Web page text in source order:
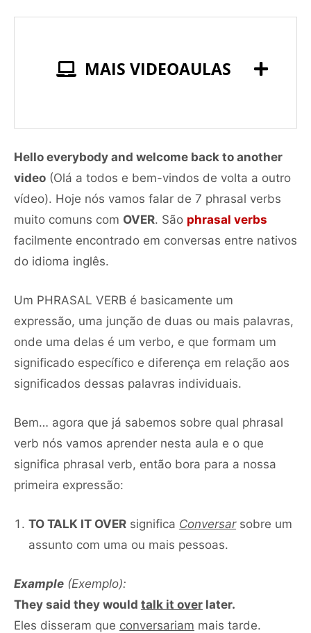
MAIS VIDEOAULAS
Hello everybody and welcome back to another
video (Olá a todos e bem-vindos de volta a outro
vídeo). Hoje nós vamos falar de 7 phrasal verbs
muito comuns com OVER. São phrasal verbs
facilmente encontrado em conversas entre nativos
do idioma inglês.
Um PHRASAL VERB é basicamente um
expressão, uma junção de duas ou mais palavras,
onde uma delas é um verbo, e que formam um
significado específico e diferença em relação aos
significados dessas palavras individuais.
Bem… agora que já sabemos sobre qual phrasal
verb nós vamos aprender nesta aula e o que
significa phrasal verb, então bora para a nossa
primeira expressão:
TO TALK IT OVER significa Conversarsobre um
assunto com uma ou mais pessoas.
Example (Exemplo):
They said they would talk it over later.
Eles disseram que conversariam mais tarde.